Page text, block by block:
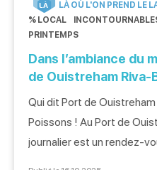
LÀ LÀ OÙ L'ON PREND LE
% LOCAL
PRINTEMPS
Dans l’ambiance du
de Ouistreham Riva-
Qui dit Port de
Poissons ! Au Port de
journalier est un rendez-